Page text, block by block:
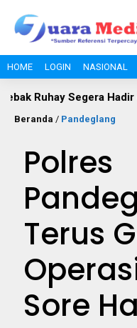
HOME LOGIN NASIONAL
Segera Hadir di
Beranda / Pandeglang
Polres
Terus
Sore